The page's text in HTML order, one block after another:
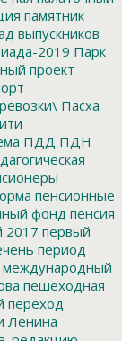
памятник
выпускников
2019 Парк
проект
Пасха
ПДД ПДН
пенсионные
фонд пенсия
2017 первый
период
международный
пешеходная
переход
Ленина